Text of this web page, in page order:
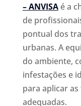
– ANVISAé a
de
pontual dos
urbanas. A
do ambiente,
infestações e
para aplicar
adequadas.